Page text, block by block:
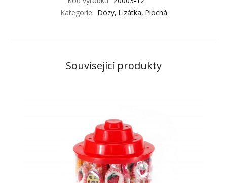
Kategorie: Dózy Lízátka Plochá
Související produkty